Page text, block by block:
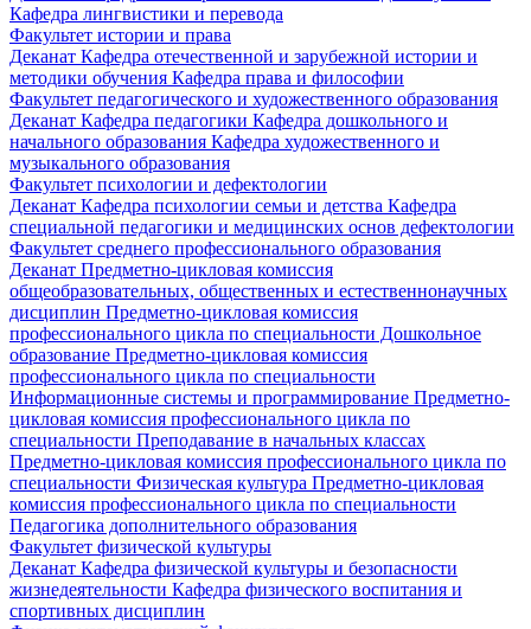
Кафедра лингвистики и перевода
Факультет истории и права
Деканат Кафедра отечественной и зарубежной истории и
методики обучения Кафедра права и философии
Факультет педагогического и художественного образования
Деканат Кафедра педагогики Кафедра дошкольного и
начального образования Кафедра художественного и
музыкального образования
Факультет психологии и дефектологии
Деканат Кафедра психологии семьи и детства Кафедра
специальной педагогики и медицинских основ дефектологии
Факультет среднего профессионального образования
Деканат Предметно-цикловая комиссия
общеобразовательных, общественных и естественнонаучных
дисциплин Предметно-цикловая комиссия
профессионального цикла по специальности Дошкольное
образование Предметно-цикловая комиссия
профессионального цикла по специальности
Информационные системы и программирование Предметно-
цикловая комиссия профессионального цикла по
специальности Преподавание в начальных классах
Предметно-цикловая комиссия профессионального цикла по
специальности Физическая культура Предметно-цикловая
комиссия профессионального цикла по специальности
Педагогика дополнительного образования
Факультет физической культуры
Деканат Кафедра физической культуры и безопасности
жизнедеятельности Кафедра физического воспитания и
спортивных дисциплин